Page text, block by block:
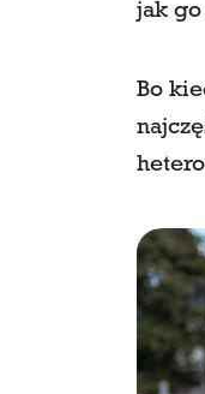
jak go
Bo